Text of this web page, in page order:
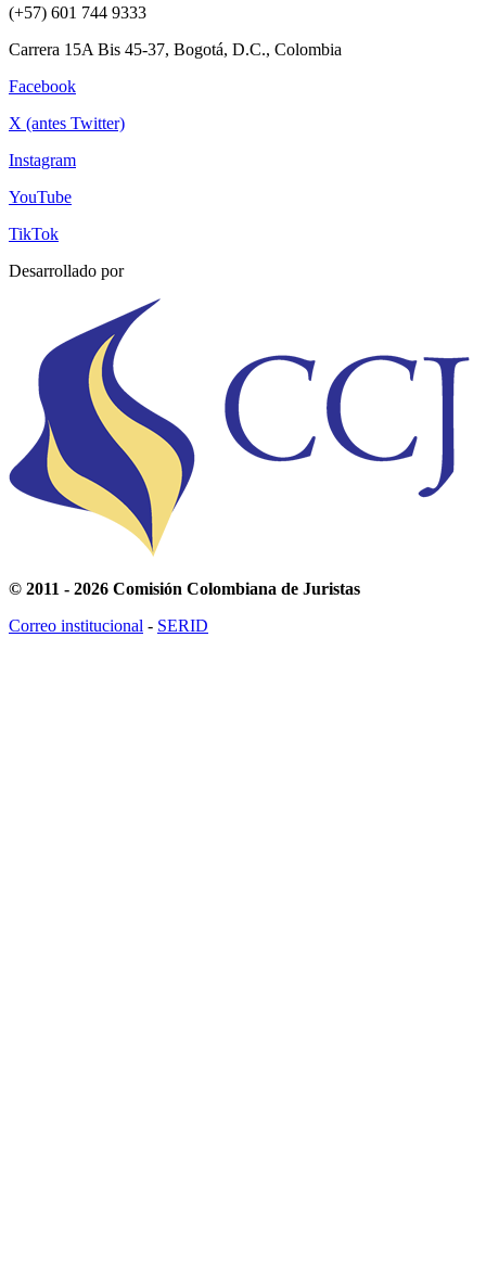
(+57) 601 744 9333
Carrera 15A Bis 45-37, Bogotá, D.C., Colombia
Facebook
X (antes Twitter)
Instagram
YouTube
TikTok
Desarrollado por
© 2011 - 2026 Comisión Colombiana de Juristas
Correo institucional - SERID